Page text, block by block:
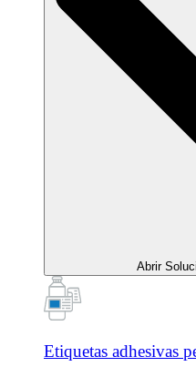
Abrir
Etiquetas adhesivas